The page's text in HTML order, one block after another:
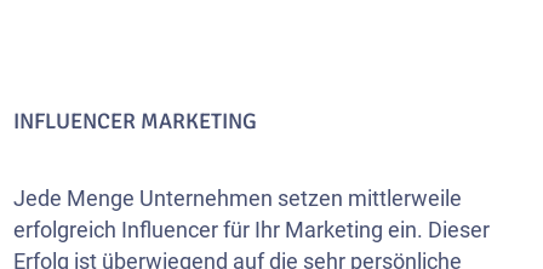
INFLUENCER MARKETING
Jede Menge Unternehmen setzen mittlerweile
erfolgreich Influencer für Ihr Marketing ein. Dieser
Erfolg ist überwiegend auf die sehr persönliche